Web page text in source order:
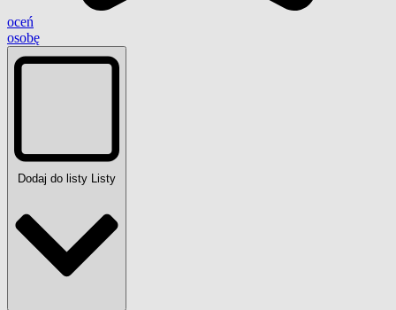
oceń
osobę
Dodaj do listy Listy